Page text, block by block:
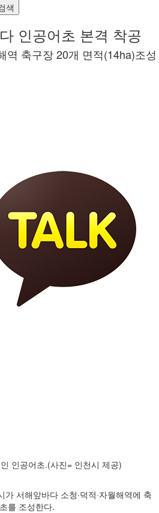
색
인공어초 본격 착공
역 축구장 20개 면적(14ha)조성
인공어초.(사진= 인천시 제공)
서해앞바다 소청·덕적·자월해역에 축
를 조성한다.